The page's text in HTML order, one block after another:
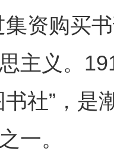
集资购买
主义。
书社”，
一。